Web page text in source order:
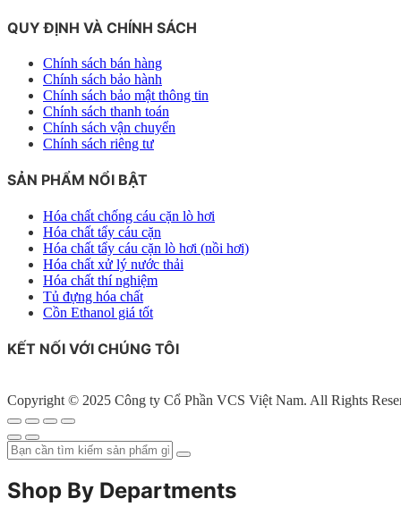
QUY ĐỊNH VÀ CHÍNH SÁCH
Chính sách bán hàng
Chính sách bảo hành
Chính sách bảo mật thông tin
Chính sách thanh toán
Chính sách vận chuyển
Chính sách riêng tư
SẢN PHẨM NỔI BẬT
Hóa chất chống cáu cặn lò hơi
Hóa chất tẩy cáu cặn
Hóa chất tẩy cáu cặn lò hơi (nồi hơi)
Hóa chất xử lý nước thải
Hóa chất thí nghiệm
Tủ đựng hóa chất
Cồn Ethanol giá tốt
KẾT NỐI VỚI CHÚNG TÔI
Copyright © 2025 Công ty Cổ Phần VCS Việt Nam. All Rights
Shop By Departments